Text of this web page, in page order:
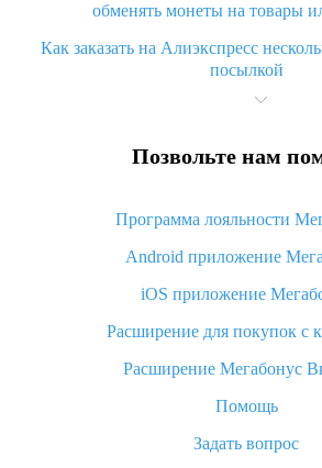
обменять монеты на товары
Как заказать на Алиэкспресс
посылкой
Что значит статус «Заказ закрыт» на
Что делать, если Алиэкспресс просит
Как узнать, куда пришла посылка
Вы отменили заказ на Алиэкспресс,
Что такое баллы на Алиэкспресс,
«AliExpress Standard Shipping»: что это
как его отслеживать
Как покупать оптом на
Что делать, если не пришел товар
Позвольте нам
Программа лояльности
Android приложение
iOS приложение
Расширение для покупок с
Расширение Мегабонус
Помощь
Задать вопрос